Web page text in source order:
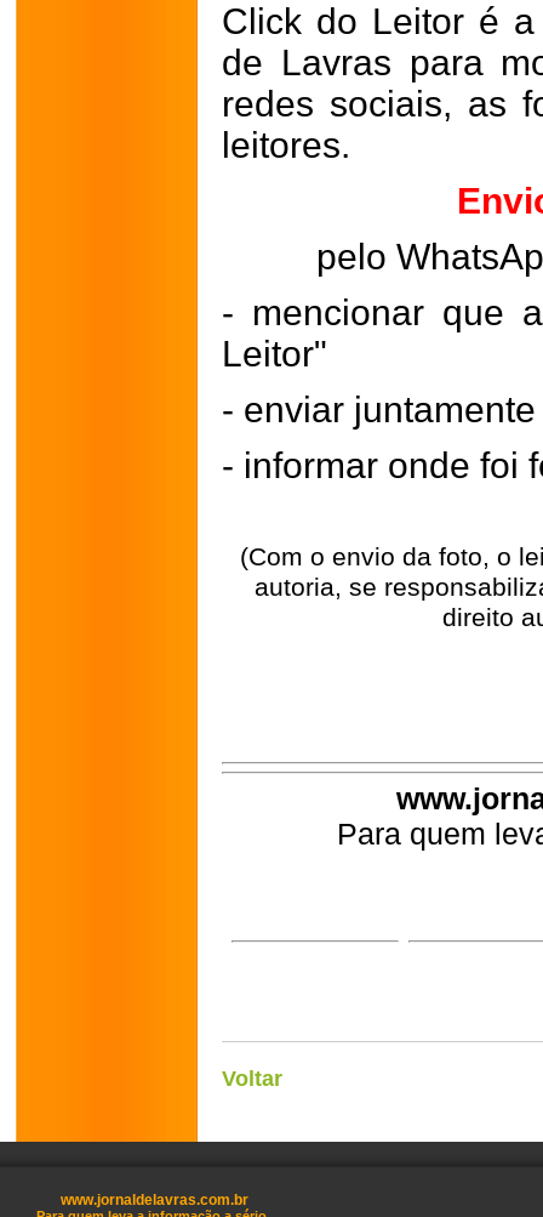
Click do Leitor é
de Lavras para
redes sociais, as
leitores.
pelo
- mencionar que
Leitor"
- enviar
- informar onde foi
(Com o envio da foto, o
autoria, se
direito
Para quem
Voltar
www.jornaldelavras.com.br